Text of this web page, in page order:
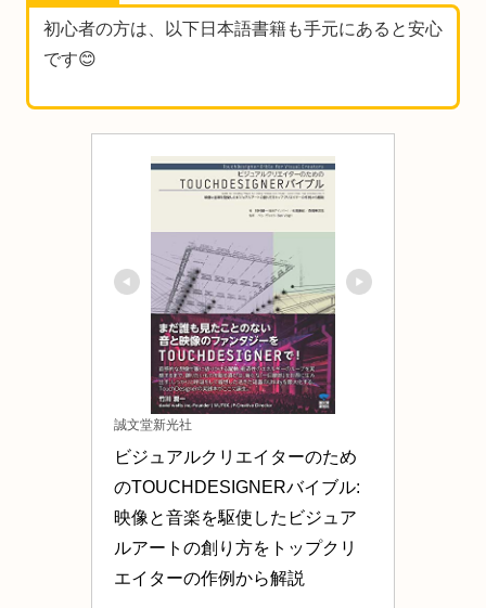
初心者の方は、以下日本語書籍も手元にあると安心
です😊
誠文堂新光社
ビジュアルクリエイターのため
のTOUCHDESIGNERバイブル:
映像と音楽を駆使したビジュア
ルアートの創り方をトップクリ
エイターの作例から解説